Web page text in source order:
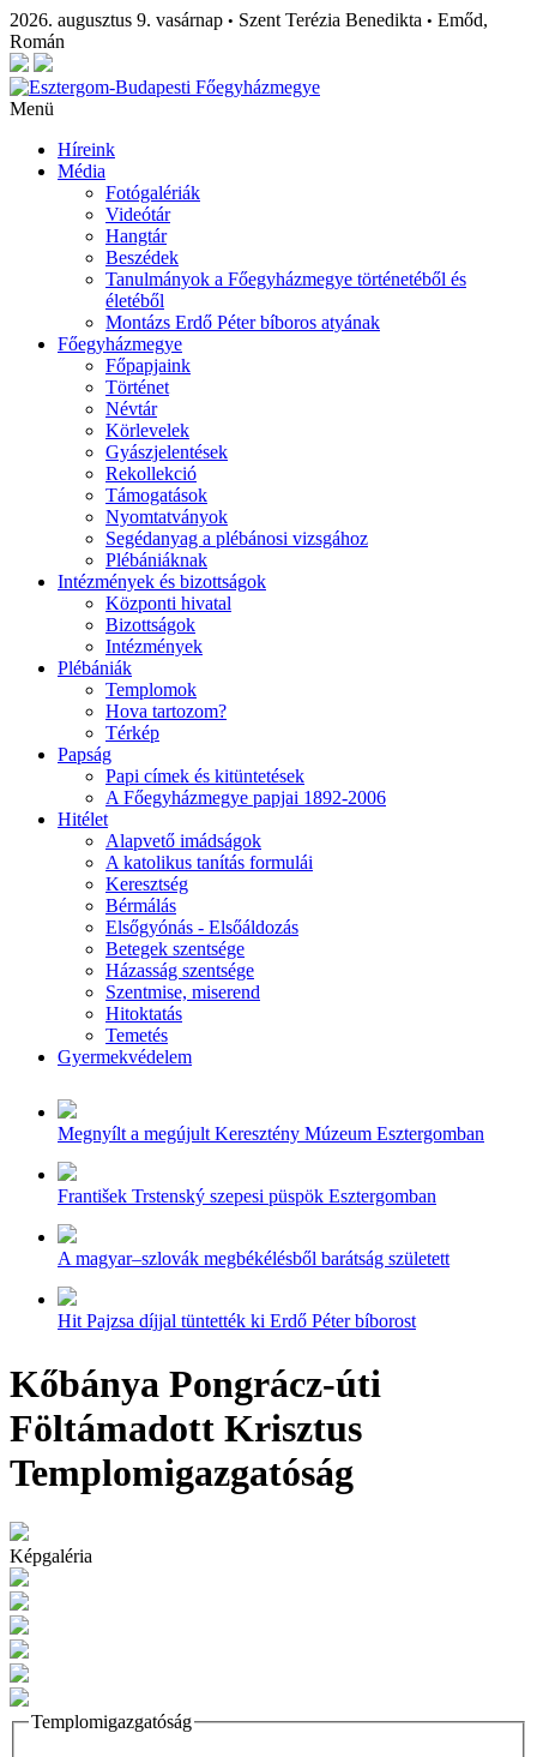
2026. augusztus 9. vasárnap • Szent Terézia Benedikta • Emőd,
Román
Menü
Híreink
Média
Fotógalériák
Videótár
Hangtár
Beszédek
Tanulmányok a Főegyházmegye történetéből és
életéből
Montázs Erdő Péter bíboros atyának
Főegyházmegye
Főpapjaink
Történet
Névtár
Körlevelek
Gyászjelentések
Rekollekció
Támogatások
Nyomtatványok
Segédanyag a plébánosi vizsgához
Plébániáknak
Intézmények és bizottságok
Központi hivatal
Bizottságok
Intézmények
Plébániák
Templomok
Hova tartozom?
Térkép
Papság
Papi címek és kitüntetések
A Főegyházmegye papjai 1892-2006
Hitélet
Alapvető imádságok
A katolikus tanítás formulái
Keresztség
Bérmálás
Elsőgyónás - Elsőáldozás
Betegek szentsége
Házasság szentsége
Szentmise, miserend
Hitoktatás
Temetés
Gyermekvédelem
Megnyílt a megújult Keresztény Múzeum Esztergomban
František Trstenský szepesi püspök Esztergomban
A magyar–szlovák megbékélésből barátság született
Hit Pajzsa díjjal tüntették ki Erdő Péter bíborost
Kőbánya Pongrácz-úti
Föltámadott Krisztus
Templomigazgatóság
Képgaléria
Templomigazgatóság